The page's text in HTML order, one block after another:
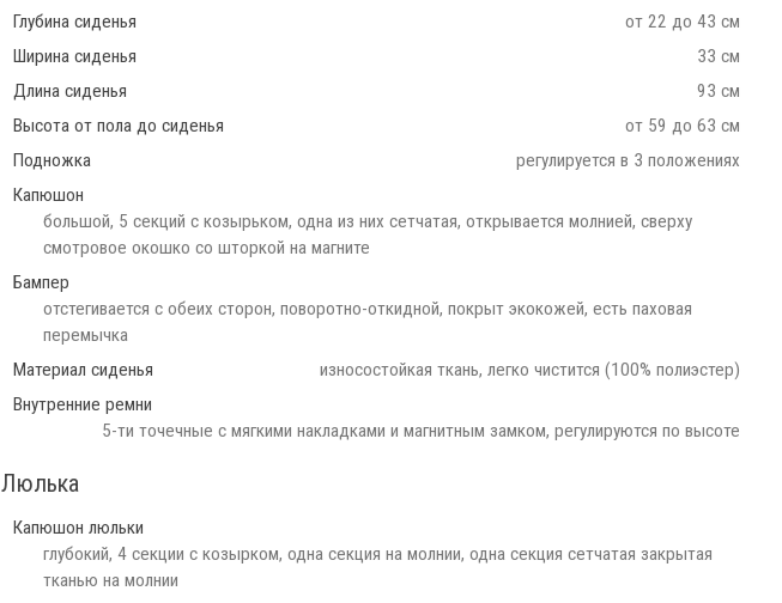
Глубина сиденья
от 22 до 43 см
Ширина сиденья
33 см
Длина сиденья
93 см
Высота от пола до сиденья
от 59 до 63 см
Подножка
регулируется в 3 положениях
Капюшон
большой, 5 секций с козырьком, одна из них сетчатая, открывается молнией, сверху
смотровое окошко со шторкой на магните
Бампер
отстегивается с обеих сторон, поворотно-откидной, покрыт экокожей, есть паховая
перемычка
Материал сиденья
износостойкая ткань, легко чистится (100% полиэстер)
Внутренние ремни
5-ти точечные с мягкими накладками и магнитным замком, регулируются по высоте
Люлька
Капюшон люльки
глубокий, 4 секции с козырком, одна секция на молнии, одна секция сетчатая закрытая
тканью на молнии